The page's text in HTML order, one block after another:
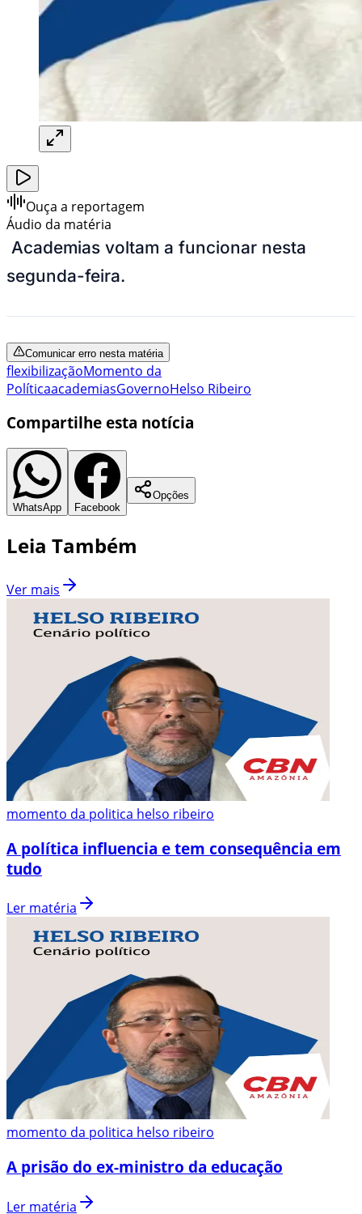
Ouça a reportagem
Áudio da matéria
Academias voltam a funcionar nesta
segunda-feira.
Comunicar erro nesta matéria
flexibilizaçãoMomento da
PolíticaacademiasGovernoHelso Ribeiro
Compartilhe esta notícia
WhatsApp Facebook
Opções
Leia Também
Ver mais
momento da politica helso ribeiro
A política influencia e tem consequência em
tudo
Ler matéria
momento da politica helso ribeiro
A prisão do ex-ministro da educação
Ler matéria